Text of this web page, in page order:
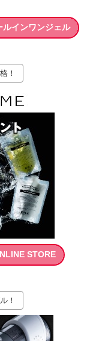
ルインワンジェル
！
STORE
！